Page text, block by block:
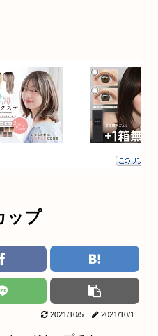
ップ
2021/10/5 2021/10/1